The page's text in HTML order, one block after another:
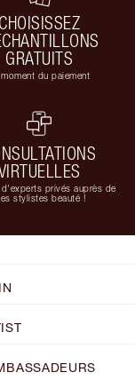
CHOISISSEZ
GRATUITS
du paiement
privés auprès de
stylistes beauté !